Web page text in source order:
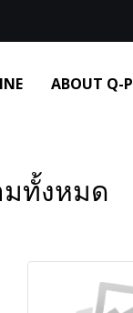
ABOUT Q-P
ทั้งหมด